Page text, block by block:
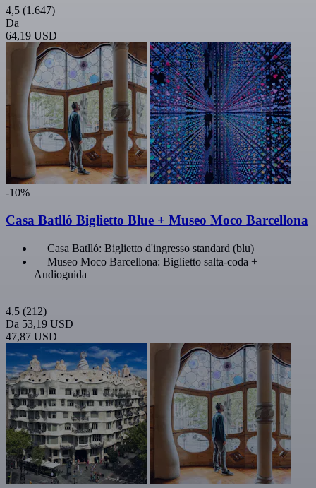
4,5 (1.647)
Da
64,19 USD
-10%
Casa Batlló Biglietto Blue + Museo Moco Barcellona
Casa Batlló: Biglietto d'ingresso standard (blu)
Museo Moco Barcellona: Biglietto salta-coda +
Audioguida
4,5 (212)
Da 53,19 USD
47,87 USD